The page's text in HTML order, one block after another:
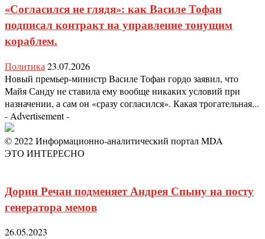
«Согласился не глядя»: как Василе Тофан
подписал контракт на управление тонущим
кораблем.
Политика 23.07.2026
Новый премьер-министр Василе Тофан гордо заявил, что
Майя Санду не ставила ему вообще никаких условий при
назначении, а сам он «сразу согласился». Какая трогательная...
- Advertisement -
© 2022 Информационно-аналитический портал MDA
ЭТО ИНТЕРЕСНО
Дорин Речан подменяет Андрея Спыну на посту
генератора мемов
26.05.2023